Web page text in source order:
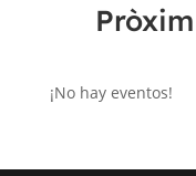
¡No hay eventos!